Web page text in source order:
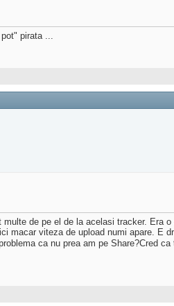
pirata ...
de pe el de la acelasi tracker. Era
macar viteza de upload numi apare. E
ca nu prea am pe Share?Cred